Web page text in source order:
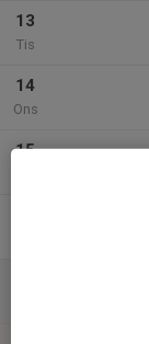
13
Tis
14
Ons
15